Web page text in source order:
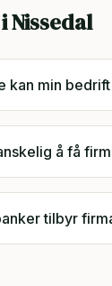
Nissedal
kan min
å få
tilbyr